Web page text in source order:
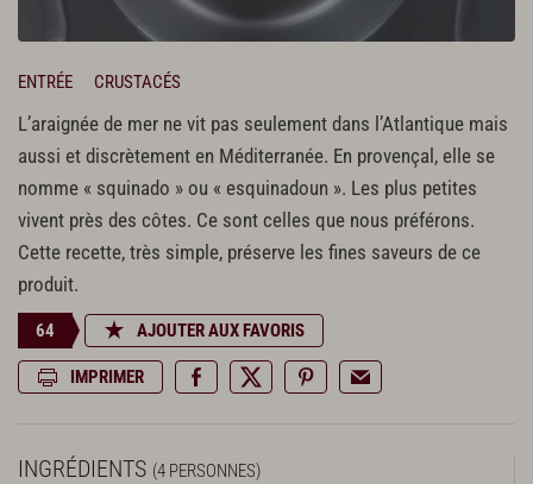
ENTRÉE CRUSTACÉS
L’araignée de mer ne vit pas seulement dans l’Atlantique mais
aussi et discrètement en Méditerranée. En provençal, elle se
nomme « squinado » ou « esquinadoun ». Les plus petites
vivent près des côtes. Ce sont celles que nous préférons.
Cette recette, très simple, préserve les fines saveurs de ce
produit.
64 AJOUTER AUX FAVORIS
IMPRIMER
INGRÉDIENTS (4 PERSONNES)